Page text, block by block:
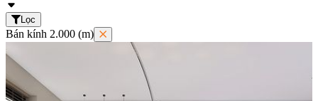
Lọc
Bán kính 2.000 (m)